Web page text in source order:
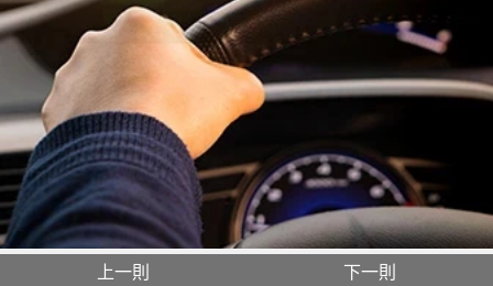
上一則 下一則